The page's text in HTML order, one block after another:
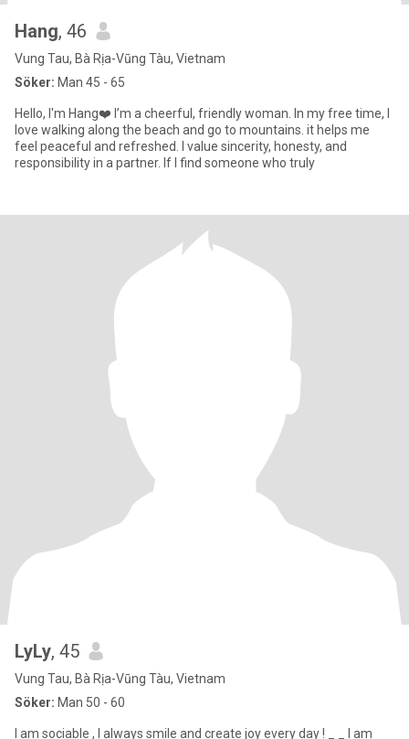
Hang, 46
Vung Tau, Bà Rịa-Vũng Tàu, Vietnam
Söker: Man 45 - 65
Hello, I'm Hang❤️ I’m a cheerful, friendly woman. In my free time, I
love walking along the beach and go to mountains. it helps me
feel peaceful and refreshed. I value sincerity, honesty, and
responsibility in a partner. If I find someone who truly
LyLy, 45
Vung Tau, Bà Rịa-Vũng Tàu, Vietnam
Söker: Man 50 - 60